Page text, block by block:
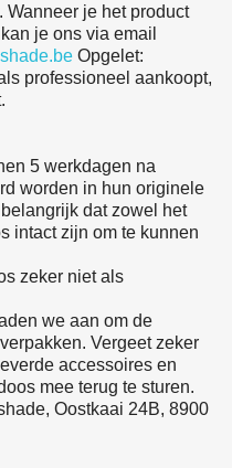
Wanneer je het product
je ons via email
Opgelet:
professioneel aankoopt,
5 werkdagen na
worden in hun originele
dat zowel het
intact zijn om te kunnen
zeker niet als
we aan om de
Vergeet zeker
accessoires en
mee terug te sturen.
Oostkaai 24B, 8900